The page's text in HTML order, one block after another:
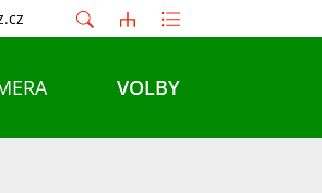
VOLBY